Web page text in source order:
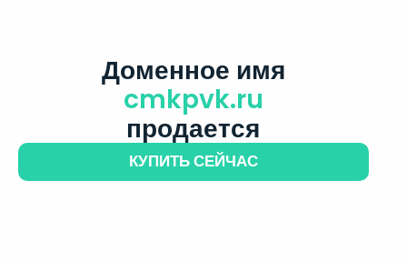
Доменное имя
cmkpvk.ru
продается
КУПИТЬ СЕЙЧАС